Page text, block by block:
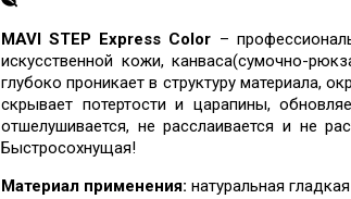
MAVI STEP Express Color –
искусственной кожи,канваса(сумочно-
глубоко проникает в структуру материала,
скрывает потертости и царапины,
отшелушивается, не расслаивается и не
Быстросохнущая!
Материал применения: натуральная